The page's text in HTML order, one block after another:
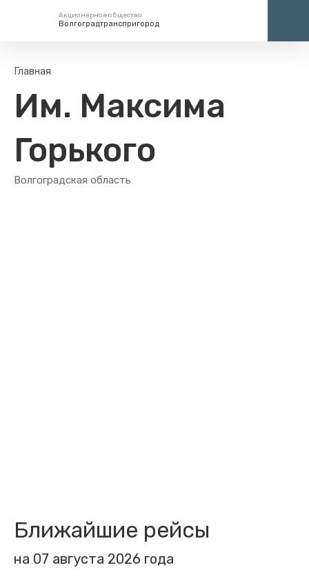
Акционерное общество
Волгоградтранспригород
Единый номер вызова экстренных служб
112
Главная
Им. Максима
Горького
Волгоградская область
Ближайшие рейсы
на 07 августа 2026 года